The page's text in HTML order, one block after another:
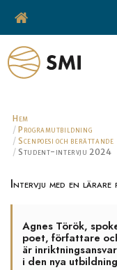
Hem
Programutbildning
Scenpoesi och berättande
Student-intervju 2024
Intervju med en lärare
Agnes Török,
poet, författare
är
i den nya